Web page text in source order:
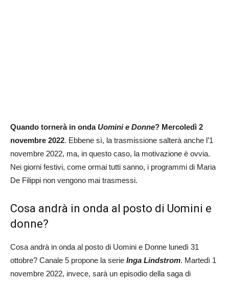
Quando tornerà in ondaUomini e Donne? Mercoledì 2
novembre 2022. Ebbene sì, la trasmissione salterà anche l’1
novembre 2022, ma, in questo caso, la motivazione è ovvia.
Nei giorni festivi, come ormai tutti sanno, i programmi di Maria
De Filippi non vengono mai trasmessi.
Cosa andrà in onda al posto di Uomini e
donne?
Cosa andrà in onda al posto di Uomini e Donne lunedì 31
ottobre? Canale 5 propone la serie Inga Lindstrom. Martedì 1
novembre 2022, invece, sarà un episodio della saga di